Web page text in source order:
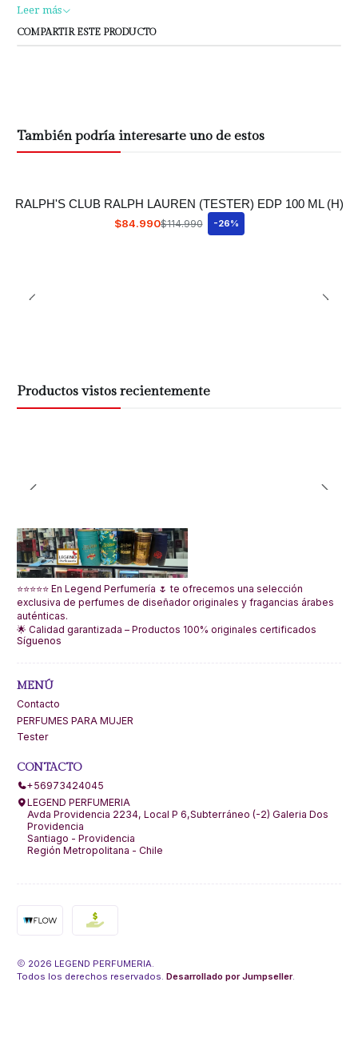
Leer más
COMPARTIR ESTE PRODUCTO
También podría interesarte uno de estos
RALPH'S CLUB RALPH LAUREN (TESTER) EDP 100 ML (H)
$84.990$114.990 -26%
Productos vistos recientemente
⭐⭐⭐⭐⭐ En Legend Perfumería 🌷 te ofrecemos una selección
exclusiva de perfumes de diseñador originales y fragancias árabes
auténticas.
🌟 Calidad garantizada – Productos 100% originales certificados
Síguenos
MENÚ
Contacto
PERFUMES PARA MUJER
Tester
CONTACTO
+56973424045
LEGEND PERFUMERIA
Avda Providencia 2234, Local P 6,Subterráneo (-2) Galeria Dos
Providencia
Santiago - Providencia
Región Metropolitana - Chile
2026 LEGEND PERFUMERIA.
Todos los derechos reservados. Desarrollado por Jumpseller.